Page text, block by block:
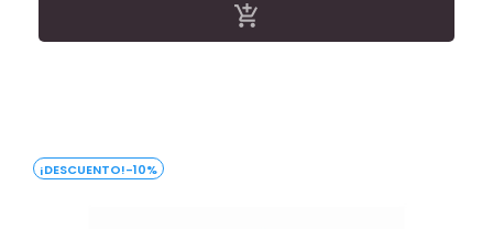

-10%